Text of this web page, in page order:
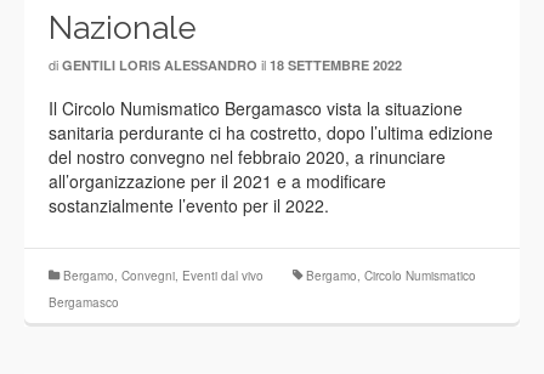
Nazionale
di GENTILI LORIS ALESSANDRO il 18 SETTEMBRE 2022
Il Circolo Numismatico Bergamasco vista la situazione
sanitaria perdurante ci ha costretto, dopo l’ultima edizione
del nostro convegno nel febbraio 2020, a rinunciare
all’organizzazione per il 2021 e a modificare
sostanzialmente l’evento per il 2022.
Bergamo, Convegni, Eventi dal vivo Bergamo, Circolo Numismatico
Bergamasco